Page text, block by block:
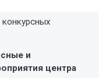
и
центра